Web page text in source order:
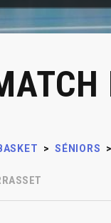
> SÉNIORS >